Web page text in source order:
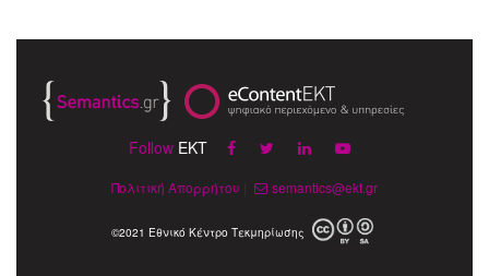
Follow EKT
Πολιτική Απορρήτου semantics@ekt.gr
©2021 Εθνικό Κέντρο Τεκμηρίωσης